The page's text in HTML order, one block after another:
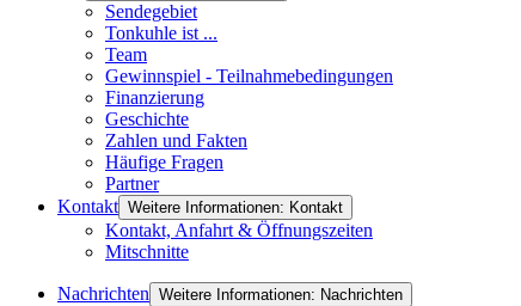
Sendegebiet
Tonkuhle ist ...
Team
Gewinnspiel - Teilnahmebedingungen
Finanzierung
Geschichte
Zahlen und Fakten
Häufige Fragen
Partner
Kontakt Weitere Informationen: Kontakt
Kontakt, Anfahrt & Öffnungszeiten
Mitschnitte
Nachrichten Weitere Informationen: Nachrichten